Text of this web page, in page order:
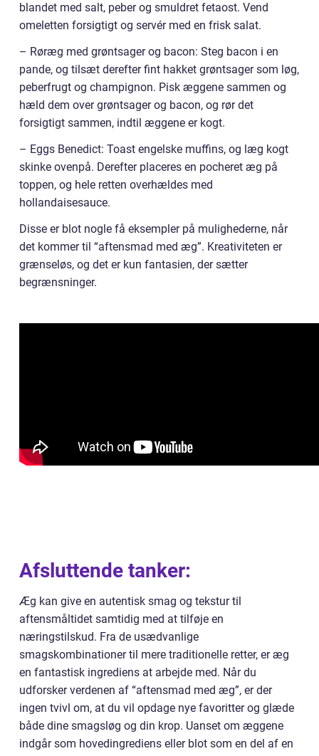
blandet med salt, peber og smuldret fetaost. Vend
omeletten forsigtigt og servér med en frisk salat.
– Røræg med grøntsager og bacon: Steg bacon i en
pande, og tilsæt derefter fint hakket grøntsager som løg,
peberfrugt og champignon. Pisk æggene sammen og
hæld dem over grøntsager og bacon, og rør det
forsigtigt sammen, indtil æggene er kogt.
– Eggs Benedict: Toast engelske muffins, og læg kogt
skinke ovenpå. Derefter placeres en pocheret æg på
toppen, og hele retten overhældes med
hollandaisesauce.
Disse er blot nogle få eksempler på mulighederne, når
det kommer til “aftensmad med æg”. Kreativiteten er
grænseløs, og det er kun fantasien, der sætter
begrænsninger.
Afsluttende tanker:
Æg kan give en autentisk smag og tekstur til
aftensmåltidet samtidig med at tilføje en
næringstilskud. Fra de usædvanlige
smagskombinationer til mere traditionelle retter, er æg
en fantastisk ingrediens at arbejde med. Når du
udforsker verdenen af “aftensmad med æg”, er der
ingen tvivl om, at du vil opdage nye favoritter og glæde
både dine smagsløg og din krop. Uanset om æggene
indgår som hovedingrediens eller blot som en del af en